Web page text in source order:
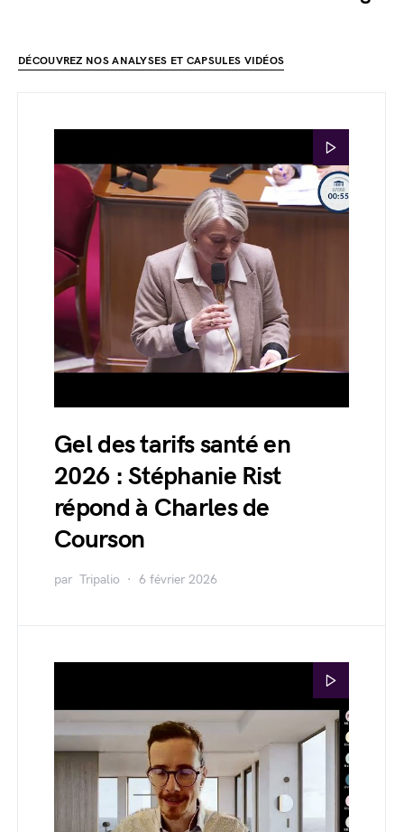
DÉCOUVREZ NOS ANALYSES ET CAPSULES VIDÉOS
Gel des tarifs santé en
2026 : Stéphanie Rist
répond à Charles de
Courson
par Tripalio 6 février 2026